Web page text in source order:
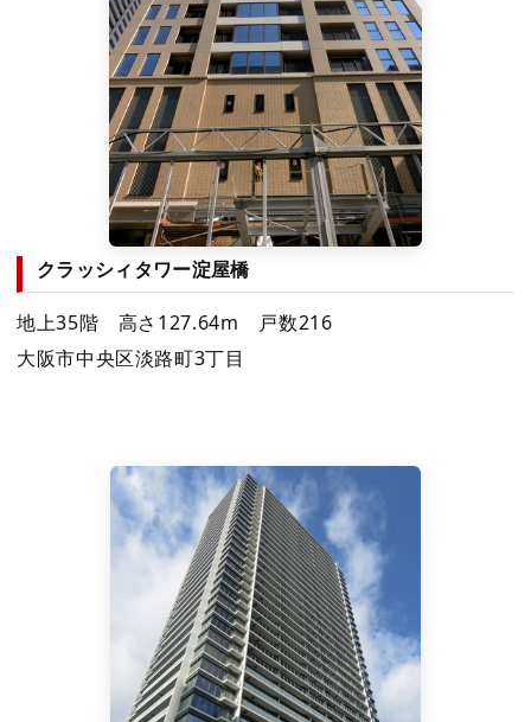
クラッシィタワー淀屋橋
地上35階 高さ127.64m 戸数216
大阪市中央区淡路町3丁目